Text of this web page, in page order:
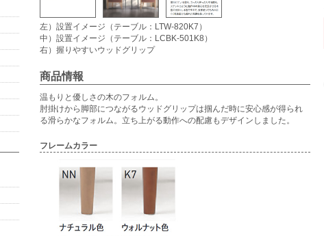
左）設置イメージ（テーブル：LTW-820K7）
中）設置イメージ（テーブル：LCBK-501K8）
右）握りやすいウッドグリップ
商品情報
温もりと優しさの木のフォルム。
肘掛けから脚部につながるウッドグリップは掴んだ時に安心感が得られ
る滑らかなフォルム。立ち上がる動作への配慮もデザインしました。
フレームカラー